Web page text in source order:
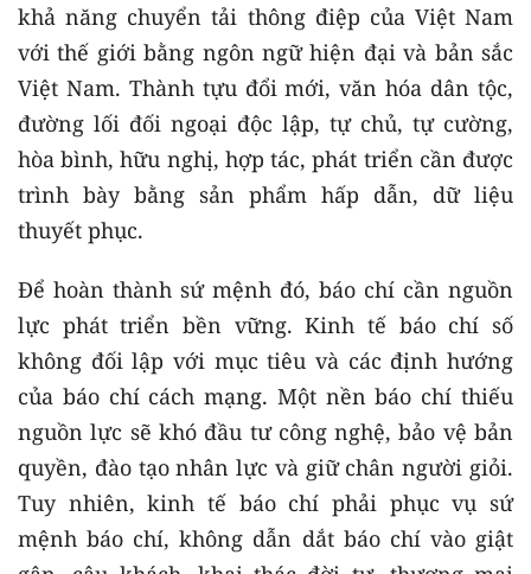
khả năng chuyển tải thông điệp của Việt Nam
với thế giới bằng ngôn ngữ hiện đại và bản sắc
Việt Nam. Thành tựu đổi mới, văn hóa dân tộc,
đường lối đối ngoại độc lập, tự chủ, tự cường,
hòa bình, hữu nghị, hợp tác, phát triển cần được
trình bày bằng sản phẩm hấp dẫn, dữ liệu
thuyết phục.
Để hoàn thành sứ mệnh đó, báo chí cần nguồn
lực phát triển bền vững. Kinh tế báo chí số
không đối lập với mục tiêu và các định hướng
của báo chí cách mạng. Một nền báo chí thiếu
nguồn lực sẽ khó đầu tư công nghệ, bảo vệ bản
quyền, đào tạo nhân lực và giữ chân người giỏi.
Tuy nhiên, kinh tế báo chí phải phục vụ sứ
mệnh báo chí, không dẫn dắt báo chí vào giật